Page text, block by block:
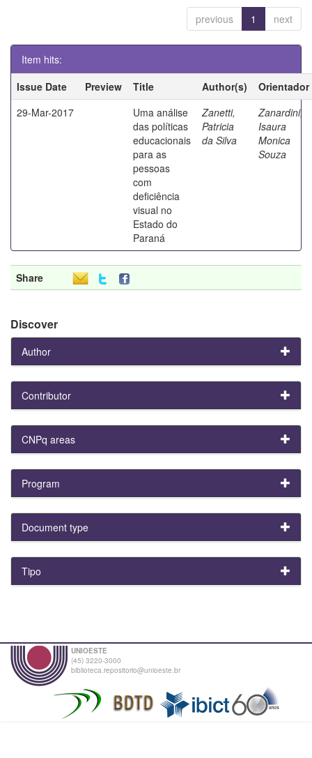
previous 1 next
Item hits:
Issue Date
Preview Title Author(s)
Orientador
29-Mar-2017
Uma análise
das políticas
educacionais
para as
pessoas
com
deficiência
visual no
Estado do
Paraná
Zanetti,
Patricia
da Silva
Zanardini,
Isaura
Monica
Souza
Share
Discover
Author
Contributor
CNPq areas
Program
Document type
Tipo
UNIOESTE
(45) 3220-3000
biblioteca.repositorio@unioeste.br